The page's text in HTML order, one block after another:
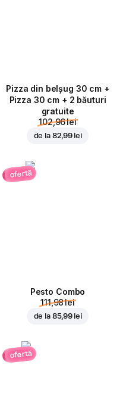
Pizza din belșug 30 cm +
Pizza 30 cm + 2 băuturi
gratuite
102,96 lei
de la 82,99 lei
ofertă
Pesto Combo
111,98 lei
de la 85,99 lei
ofertă